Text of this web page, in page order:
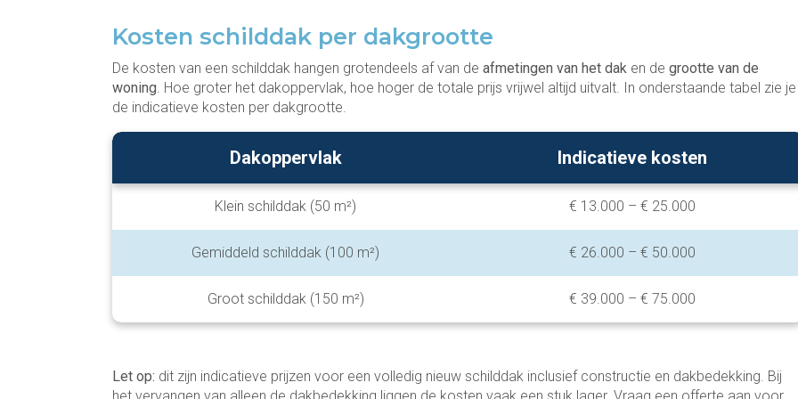
Kosten schilddak per dakgrootte
De kosten van een schilddak hangen grotendeels af van de afmetingen van het dak en de grootte van de
woning. Hoe groter het dakoppervlak, hoe hoger de totale prijs vrijwel altijd uitvalt. In onderstaande tabel zie je
de indicatieve kosten per dakgrootte.
Dakoppervlak Indicatieve kosten
Klein schilddak (50 m²) € 13.000 – € 25.000
Gemiddeld schilddak (100 m²) € 26.000 – € 50.000
Groot schilddak (150 m²) € 39.000 – € 75.000
Let op: dit zijn indicatieve prijzen voor een volledig nieuw schilddak inclusief constructie en dakbedekking. Bij